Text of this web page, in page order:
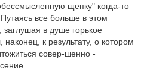
щепку" когда-то
все больше в этом
в душе горькое
к результату, о котором
совер-шенно -